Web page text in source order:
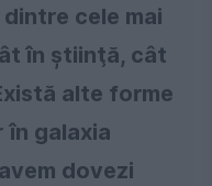
cele mai
în ştiinţă, cât
alte forme
în galaxia
dovezi